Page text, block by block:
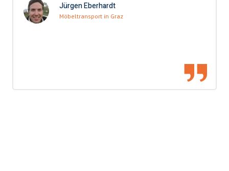
Jürgen Eberhardt
Möbeltransport in Graz